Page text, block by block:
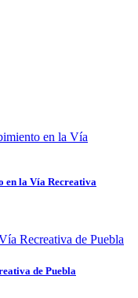
en la Vía Recreativa
de Puebla